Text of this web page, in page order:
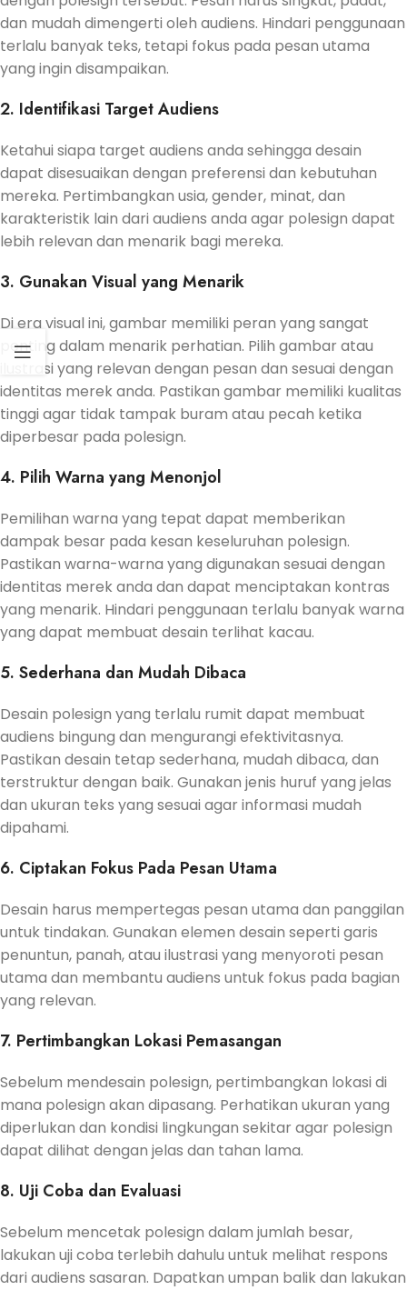
dan mudah dimengerti oleh audiens. Hindari penggunaan
terlalu banyak teks, tetapi fokus pada pesan utama
yang ingin disampaikan.
2. Identifikasi Target Audiens
Ketahui siapa target audiens anda sehingga desain
dapat disesuaikan dengan preferensi dan kebutuhan
mereka. Pertimbangkan usia, gender, minat, dan
karakteristik lain dari audiens anda agar polesign dapat
lebih relevan dan menarik bagi mereka.
3. Gunakan Visual yang Menarik
Di era visual ini, gambar memiliki peran yang sangat
penting dalam menarik perhatian. Pilih gambar atau
ilustrasi yang relevan dengan pesan dan sesuai dengan
identitas merek anda. Pastikan gambar memiliki kualitas
tinggi agar tidak tampak buram atau pecah ketika
diperbesar pada polesign.
4. Pilih Warna yang Menonjol
Pemilihan warna yang tepat dapat memberikan
dampak besar pada kesan keseluruhan polesign.
Pastikan warna-warna yang digunakan sesuai dengan
identitas merek anda dan dapat menciptakan kontras
yang menarik. Hindari penggunaan terlalu banyak warna
yang dapat membuat desain terlihat kacau.
5. Sederhana dan Mudah Dibaca
Desain polesign yang terlalu rumit dapat membuat
audiens bingung dan mengurangi efektivitasnya.
Pastikan desain tetap sederhana, mudah dibaca, dan
terstruktur dengan baik. Gunakan jenis huruf yang jelas
dan ukuran teks yang sesuai agar informasi mudah
dipahami.
6. Ciptakan Fokus Pada Pesan Utama
Desain harus mempertegas pesan utama dan panggilan
untuk tindakan. Gunakan elemen desain seperti garis
penuntun, panah, atau ilustrasi yang menyoroti pesan
utama dan membantu audiens untuk fokus pada bagian
yang relevan.
7. Pertimbangkan Lokasi Pemasangan
Sebelum mendesain polesign, pertimbangkan lokasi di
mana polesign akan dipasang. Perhatikan ukuran yang
diperlukan dan kondisi lingkungan sekitar agar polesign
dapat dilihat dengan jelas dan tahan lama.
8. Uji Coba dan Evaluasi
Sebelum mencetak polesign dalam jumlah besar,
lakukan uji coba terlebih dahulu untuk melihat respons
dari audiens sasaran. Dapatkan umpan balik dan lakukan